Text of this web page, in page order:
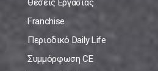
Θέσεις Εργασίας
Franchise
Περιοδικό Daily Life
Συμμόρφωση CE